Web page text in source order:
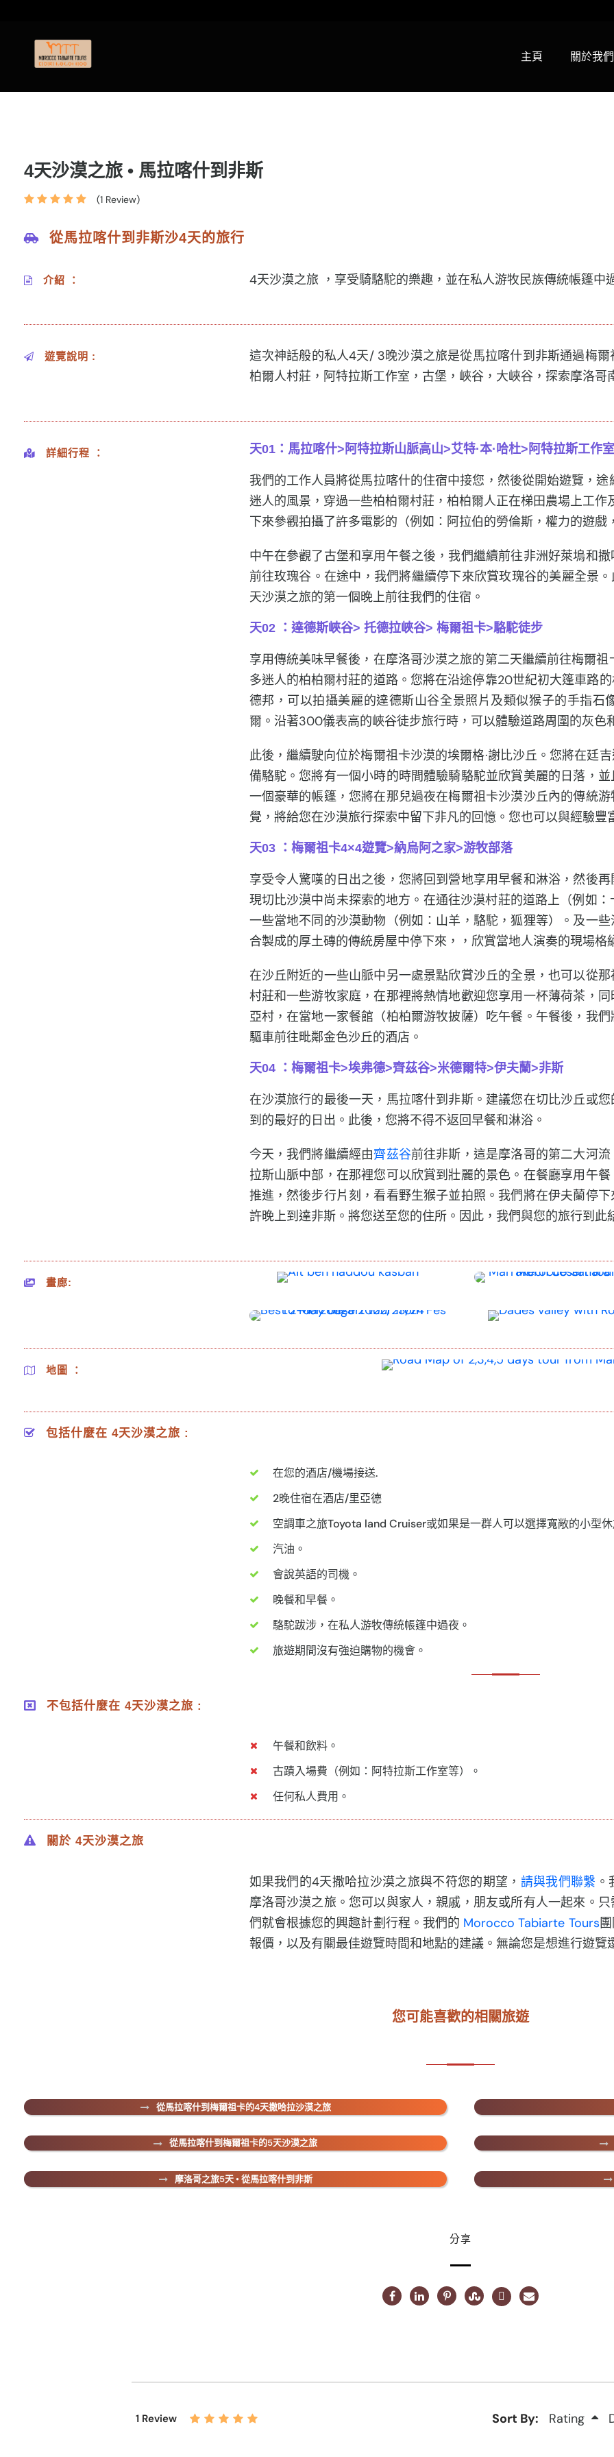
主頁 關於我們
4天沙漠之旅 • 馬拉喀什到非斯
(1 Review)
從馬拉喀什到非斯沙4天的旅行
介紹 ： 4天沙漠之旅 ，享受騎駱駝的樂趣，並在私人游牧民族傳統帳篷中
遊覽說明 :
這次神話般的私人4天/ 3晚沙漠之旅是從馬拉喀什到非斯通過梅
柏爾人村莊，阿特拉斯工作室，古堡，峽谷，大峽谷，探索摩洛哥
詳細行程 ： 天01：馬拉喀什>阿特拉斯山脈高山>艾特·本·哈杜> 阿特拉斯工作
我們的工作人員將從馬拉喀什的住宿中接您，然後從開始遊覽，
迷人的風景，穿過一些柏柏爾村莊，柏柏爾人正在梯田農場上工作
下來參觀拍攝了許多電影的（例如：阿拉伯的勞倫斯，權力的遊戲
中午在參觀了古堡和享用午餐之後，我們繼續前往非洲好萊塢和
前往玫瑰谷。在途中，我們將繼續停下來欣賞玫瑰谷的美麗全景
天沙漠之旅的第一個晚上前往我們的住宿。
天02 ：達德斯峽谷> 托德拉峽谷> 梅爾祖卡>駱駝徒步
享用傳統美味早餐後，在摩洛哥沙漠之旅的第二天繼續前往梅爾
多迷人的柏柏爾村莊的道路。您將在沿途停靠20世紀初大篷車路
德邦，可以拍攝美麗的達德斯山谷全景照片及類似猴子的手指
爾。沿著300儀表高的峽谷徒步旅行時，可以體驗道路周圍的灰色
此後，繼續駛向位於梅爾祖卡沙漠的埃爾格·謝比沙丘。您將在廷
備駱駝。您將有一個小時的時間體驗騎駱駝並欣賞美麗的日落，
一個豪華的帳篷，您將在那兒過夜在梅爾祖卡沙漠沙丘內的傳統
覺，將給您在沙漠旅行探索中留下非凡的回憶。您也可以與經驗豐
天03 ：梅爾祖卡4×4遊覽>納烏阿之家>游牧部落
享受令人驚嘆的日出之後，您將回到營地享用早餐和淋浴，然後
現切比沙漠中尚未探索的地方。在通往沙漠村莊的道路上（例如
一些當地不同的沙漠動物（例如：山羊，駱駝，狐狸等）。及一
合製成的厚土磚的傳統房屋中停下來，，欣賞當地人演奏的現場格
在沙丘附近的一些山脈中另一處景點欣賞沙丘的全景，也可以從
村莊和一些游牧家庭，在那裡將熱情地歡迎您享用一杯薄荷茶，
亞村，在當地一家餐館（柏柏爾游牧披薩）吃午餐。午餐後，我
驅車前往毗鄰金色沙丘的酒店。
天04 ： 梅爾祖卡>埃弗德>齊茲谷>米德爾特>伊夫蘭>非斯
在沙漠旅行的最後一天，馬拉喀什到非斯。建議您在切比沙丘或
到的最好的日出。此後，您將不得不返回早餐和淋浴。
今天，我們將繼續經由齊茲谷前往非斯，這是摩洛哥的第二大河
拉斯山脈中部，在那裡您可以欣賞到壯麗的景色。在餐廳享用午
推進，然後步行片刻，看看野生猴子並拍照。我們將在伊夫蘭停
許晚上到達非斯。將您送至您的住所。因此，我們與您的旅行到
畫廊:
地圖 ：
包括什麼在 4天沙漠之旅 :
在您的酒店/機場接送.
2晚住宿在酒店/里亞德
空調車之旅Toyota land Cruiser或如果是一群人可以選擇寬敞的小型
汽油。
會說英語的司機。
晚餐和早餐。
駱駝跋涉，在私人游牧傳統帳篷中過夜。
旅遊期間沒有強迫購物的機會。
不包括什麼在 4天沙漠之旅 :
午餐和飲料。
古蹟入場費（例如：阿特拉斯工作室等）。
任何私人費用。
關於 4天沙漠之旅
如果我們的4天撒哈拉沙漠之旅與不符您的期望， 請與我們聯繫
摩洛哥沙漠之旅。您可以與家人，親戚，朋友或所有人一起來。
們就會根據您的興趣計劃行程。我們的 Morocco Tabiarte Tours
報價，以及有關最佳遊覽時間和地點的建議。無論您是想進行遊
您可能喜歡的相關旅遊
從馬拉喀什到梅爾祖卡的4天撒哈拉沙漠之旅
從馬拉喀什到梅爾祖卡的5天沙漠之旅
摩洛哥之旅5天 • 從馬拉喀什到非斯
分享
1 Review Sort By: Rating